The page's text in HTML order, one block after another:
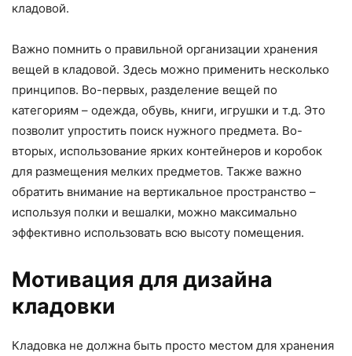
кладовой.
Важно помнить о правильной организации хранения
вещей в кладовой. Здесь можно применить несколько
принципов. Во-первых, разделение вещей по
категориям – одежда, обувь, книги, игрушки и т.д. Это
позволит упростить поиск нужного предмета. Во-
вторых, использование ярких контейнеров и коробок
для размещения мелких предметов. Также важно
обратить внимание на вертикальное пространство –
используя полки и вешалки, можно максимально
эффективно использовать всю высоту помещения.
Мотивация для дизайна
кладовки
Кладовка не должна быть просто местом для хранения